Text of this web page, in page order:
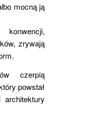
mocną ją
zrywają
czerpią
powstał